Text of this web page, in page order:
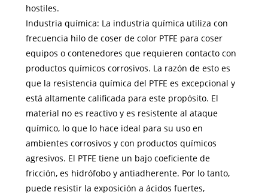
hostiles.
Industria química: La industria química utiliza con
frecuencia hilo de coser de color PTFE para coser
equipos o contenedores que requieren contacto con
productos químicos corrosivos. La razón de esto es
que la resistencia química del PTFE es excepcional y
está altamente calificada para este propósito. El
material no es reactivo y es resistente al ataque
químico, lo que lo hace ideal para su uso en
ambientes corrosivos y con productos químicos
agresivos. El PTFE tiene un bajo coeficiente de
fricción, es hidrófobo y antiadherente. Por lo tanto,
puede resistir la exposición a ácidos fuertes,